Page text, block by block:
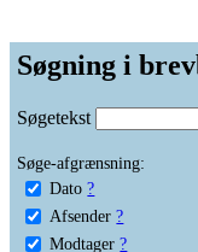
Søgning i
Søgetekst
Søge-afgrænsning:
Dato ?
Afsender ?
Modtager ?